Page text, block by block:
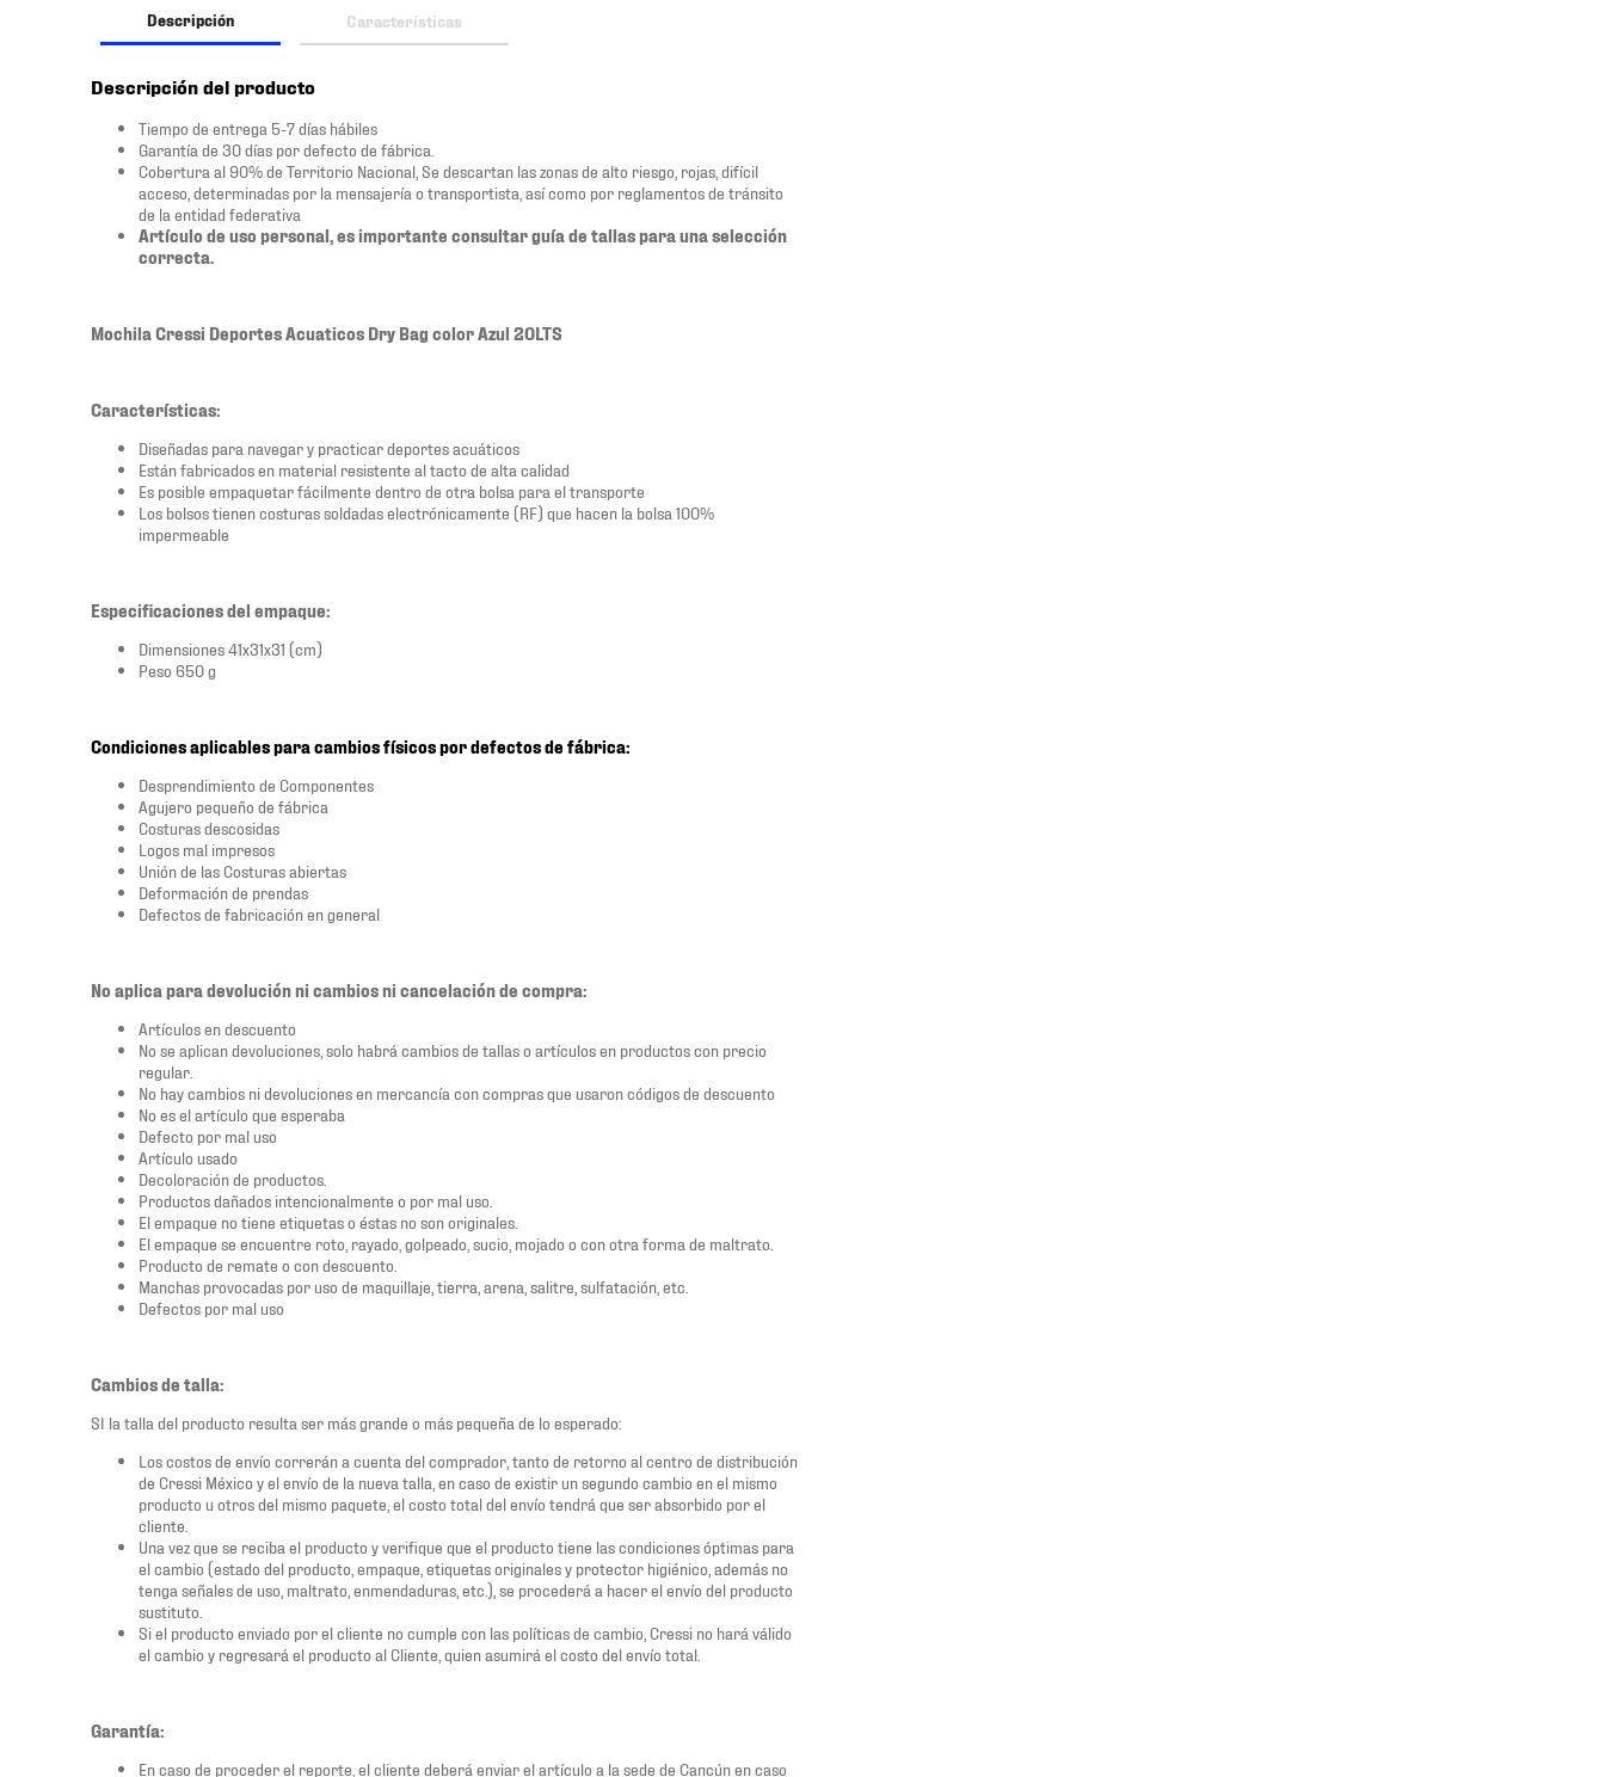
Descripción Características
Descripción del producto
Tiempo de entrega 5-7 días hábiles
Garantía de 30 días por defecto de fábrica.
Cobertura al 90% de Territorio Nacional, Se descartan las zonas de alto riesgo, rojas, difícil
acceso, determinadas por la mensajería o transportista, así como por reglamentos de tránsito
de la entidad federativa
Artículo de uso personal, es importante consultar guía de tallas para una selección
correcta.
Mochila Cressi Deportes Acuaticos Dry Bag color Azul 20LTS
Características:
Diseñadas para navegar y practicar deportes acuáticos
Están fabricados en material resistente al tacto de alta calidad
Es posible empaquetar fácilmente dentro de otra bolsa para el transporte
Los bolsos tienen costuras soldadas electrónicamente (RF) que hacen la bolsa 100%
impermeable
Especificaciones del empaque:
Dimensiones 41x31x31 (cm)
Peso 650 g
Condiciones aplicables para cambios físicos por defectos de fábrica:
Desprendimiento de Componentes
Agujero pequeño de fábrica
Costuras descosidas
Logos mal impresos
Unión de las Costuras abiertas
Deformación de prendas
Defectos de fabricación en general
No aplica para devolución ni cambios ni cancelación de compra:
Artículos en descuento
No se aplican devoluciones, solo habrá cambios de tallas o artículos en productos con precio
regular.
No hay cambios ni devoluciones en mercancía con compras que usaron códigos de descuento
No es el artículo que esperaba
Defecto por mal uso
Artículo usado
Decoloración de productos.
Productos dañados intencionalmente o por mal uso.
El empaque no tiene etiquetas o éstas no son originales.
El empaque se encuentre roto, rayado, golpeado, sucio, mojado o con otra forma de maltrato.
Producto de remate o con descuento.
Manchas provocadas por uso de maquillaje, tierra, arena, salitre, sulfatación, etc.
Defectos por mal uso
Cambios de talla:
SI la talla del producto resulta ser más grande o más pequeña de lo esperado:
Los costos de envío correrán a cuenta del comprador, tanto de retorno al centro de distribución
de Cressi México y el envío de la nueva talla, en caso de existir un segundo cambio en el mismo
producto u otros del mismo paquete, el costo total del envío tendrá que ser absorbido por el
cliente.
Una vez que se reciba el producto y verifique que el producto tiene las condiciones óptimas para
el cambio (estado del producto, empaque, etiquetas originales y protector higiénico, además no
tenga señales de uso, maltrato, enmendaduras, etc.), se procederá a hacer el envío del producto
sustituto.
Si el producto enviado por el cliente no cumple con las políticas de cambio, Cressi no hará válido
el cambio y regresará el producto al Cliente, quien asumirá el costo del envío total.
Garantía:
En caso de proceder el reporte, el cliente deberá enviar el artículo a la sede de Cancún en caso